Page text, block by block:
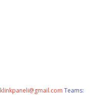
Teams: